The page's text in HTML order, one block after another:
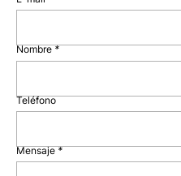
Nombre *
Teléfono
Mensaje*